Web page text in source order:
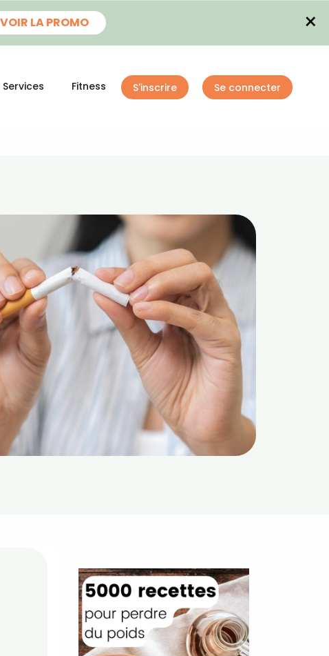
VOIR LA PROMO ×
Services Fitness S'inscrire Se connecter